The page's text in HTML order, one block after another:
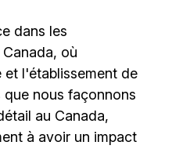
dans les
où
l'établissement de
nous façonnons
au Canada,
à avoir un impact